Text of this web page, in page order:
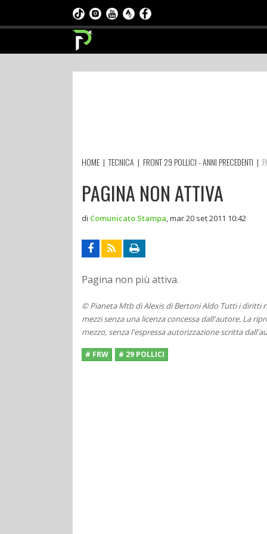
HOME |TECNICA | FRONT 29 POLLICI - ANNI PRECEDENTI |
PAGINA NON ATTIVA
di Comunicato Stampa mar 20 set 2011 10:42
Pagina non più attiva.
© Pianeta Mtb di Alexis di Bertoni Aldo Tutti i diritti
mezzi senza una licenza concessa dall'autore. La
mezzo, senza l'espressa autorizzazione scritta
# FRW # 29 POLLICI